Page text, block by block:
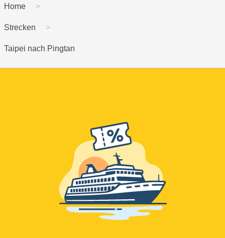
Home
Strecken
Taipei nach Pingtan